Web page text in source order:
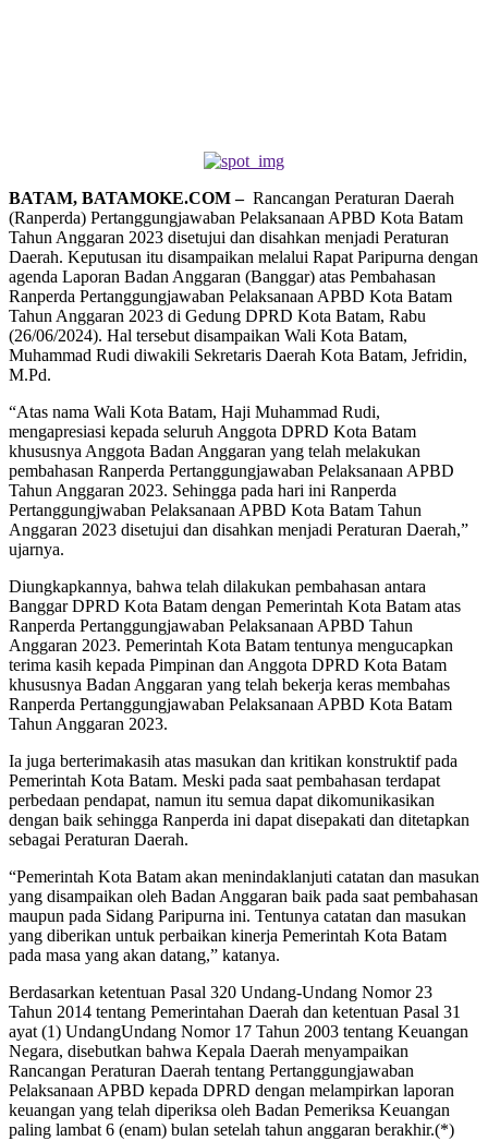
BATAM, BATAMOKE.COM – Rancangan Peraturan Daerah
(Ranperda) Pertanggungjawaban Pelaksanaan APBD Kota Batam
Tahun Anggaran 2023 disetujui dan disahkan menjadi Peraturan
Daerah. Keputusan itu disampaikan melalui Rapat Paripurna dengan
agenda Laporan Badan Anggaran (Banggar) atas Pembahasan
Ranperda Pertanggungjawaban Pelaksanaan APBD Kota Batam
Tahun Anggaran 2023 di Gedung DPRD Kota Batam, Rabu
(26/06/2024). Hal tersebut disampaikan Wali Kota Batam,
Muhammad Rudi diwakili Sekretaris Daerah Kota Batam, Jefridin,
M.Pd.
“Atas nama Wali Kota Batam, Haji Muhammad Rudi,
mengapresiasi kepada seluruh Anggota DPRD Kota Batam
khususnya Anggota Badan Anggaran yang telah melakukan
pembahasan Ranperda Pertanggungjawaban Pelaksanaan APBD
Tahun Anggaran 2023. Sehingga pada hari ini Ranperda
Pertanggungjwaban Pelaksanaan APBD Kota Batam Tahun
Anggaran 2023 disetujui dan disahkan menjadi Peraturan Daerah,”
ujarnya.
Diungkapkannya, bahwa telah dilakukan pembahasan antara
Banggar DPRD Kota Batam dengan Pemerintah Kota Batam atas
Ranperda Pertanggungjawaban Pelaksanaan APBD Tahun
Anggaran 2023. Pemerintah Kota Batam tentunya mengucapkan
terima kasih kepada Pimpinan dan Anggota DPRD Kota Batam
khususnya Badan Anggaran yang telah bekerja keras membahas
Ranperda Pertanggungjawaban Pelaksanaan APBD Kota Batam
Tahun Anggaran 2023.
Ia juga berterimakasih atas masukan dan kritikan konstruktif pada
Pemerintah Kota Batam. Meski pada saat pembahasan terdapat
perbedaan pendapat, namun itu semua dapat dikomunikasikan
dengan baik sehingga Ranperda ini dapat disepakati dan ditetapkan
sebagai Peraturan Daerah.
“Pemerintah Kota Batam akan menindaklanjuti catatan dan masukan
yang disampaikan oleh Badan Anggaran baik pada saat pembahasan
maupun pada Sidang Paripurna ini. Tentunya catatan dan masukan
yang diberikan untuk perbaikan kinerja Pemerintah Kota Batam
pada masa yang akan datang,” katanya.
Berdasarkan ketentuan Pasal 320 Undang-Undang Nomor 23
Tahun 2014 tentang Pemerintahan Daerah dan ketentuan Pasal 31
ayat (1) UndangUndang Nomor 17 Tahun 2003 tentang Keuangan
Negara, disebutkan bahwa Kepala Daerah menyampaikan
Rancangan Peraturan Daerah tentang Pertanggungjawaban
Pelaksanaan APBD kepada DPRD dengan melampirkan laporan
keuangan yang telah diperiksa oleh Badan Pemeriksa Keuangan
paling lambat 6 (enam) bulan setelah tahun anggaran berakhir.(*)